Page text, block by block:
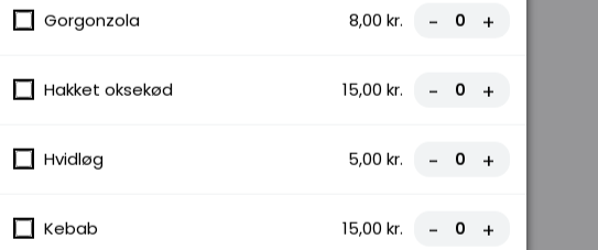
Gorgonzola 8,00 kr. - +
Hakket oksekød 15,00 kr. - +
Hvidløg 5,00 kr. - +
Kebab 15,00 kr. - +